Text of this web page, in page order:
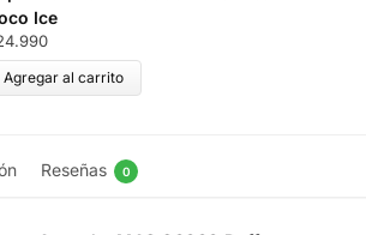
Ice
Agregar al carrito
Reseñas 0